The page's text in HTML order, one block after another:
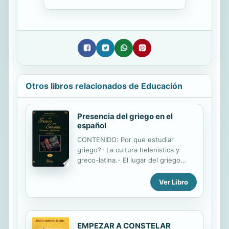
Otros libros relacionados de Educación
Presencia del griego en el
español
CONTENIDO: Por que estudiar
griego?- La cultura helenistica y
greco-latina.- El lugar del griego
estudiar griego.- Escritura y
pronunciacion del griego: Fonetica
nombre sustantivo.- Las tres
declinaciones.- Transformacion de
Ver Libro
EMPEZAR A CONSTELAR